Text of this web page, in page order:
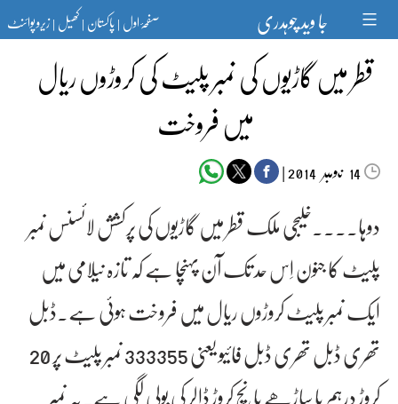
content جا وید چوہدری صفحۂ اول|پاکستان|کھیل|زیرو پوائنٹ
قطر میں گاڑیوں کی نمبر پلیٹ کی کروڑوں ریال
میں فروخت
14‬‮نومبر‬‮ |
دوہا۔۔۔۔خلیجی ملک قطر میں گاڑیوں کی پرکشش لائسنس نمبر
پلیٹ کا جنون اِس حد تک آن پہنچا ہے کہ تازہ نیلامی میں
ایک نمبر پلیٹ کروڑوں ریال میں فروخت ہوئی ہے۔ڈبل
تھری ڈبل تھری ڈبل فائیو یعنی 333355 نمبر پلیٹ پر 20